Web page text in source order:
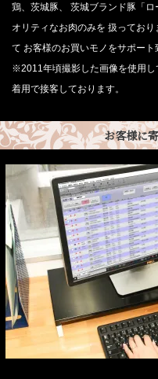
鶏、茨城豚、 茨城ブランド豚「
オリティなお肉のみを 扱ってお
て お客様のお買いモノをサポート
※2011年頃撮影した画像を使用し
着用で接客しております。
お客様に